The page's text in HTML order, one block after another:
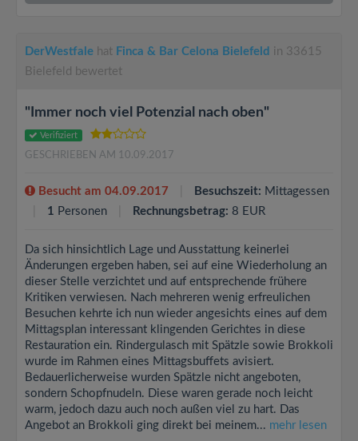
DerWestfale hat Finca & Bar Celona Bielefeld in 33615
Bielefeld bewertet
"Immer noch viel Potenzial nach oben"
Verifiziert
GESCHRIEBEN AM 10.09.2017
Besucht am 04.09.2017 Besuchszeit: Mittagessen
1 Personen Rechnungsbetrag: 8 EUR
Da sich hinsichtlich Lage und Ausstattung keinerlei
Änderungen ergeben haben, sei auf eine Wiederholung an
dieser Stelle verzichtet und auf entsprechende frühere
Kritiken verwiesen. Nach mehreren wenig erfreulichen
Besuchen kehrte ich nun wieder angesichts eines auf dem
Mittagsplan interessant klingenden Gerichtes in diese
Restauration ein. Rindergulasch mit Spätzle sowie Brokkoli
wurde im Rahmen eines Mittagsbuffets avisiert.
Bedauerlicherweise wurden Spätzle nicht angeboten,
sondern Schopfnudeln. Diese waren gerade noch leicht
warm, jedoch dazu auch noch außen viel zu hart. Das
Angebot an Brokkoli ging direkt bei meinem... mehr lesen